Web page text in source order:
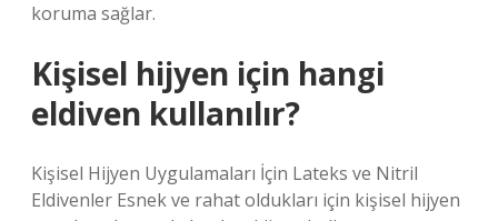
koruma sağlar.
Kişisel hijyen için hangi
eldiven kullanılır?
Kişisel Hijyen Uygulamaları İçin Lateks ve Nitril
Eldivenler Esnek ve rahat oldukları için kişisel hijyen